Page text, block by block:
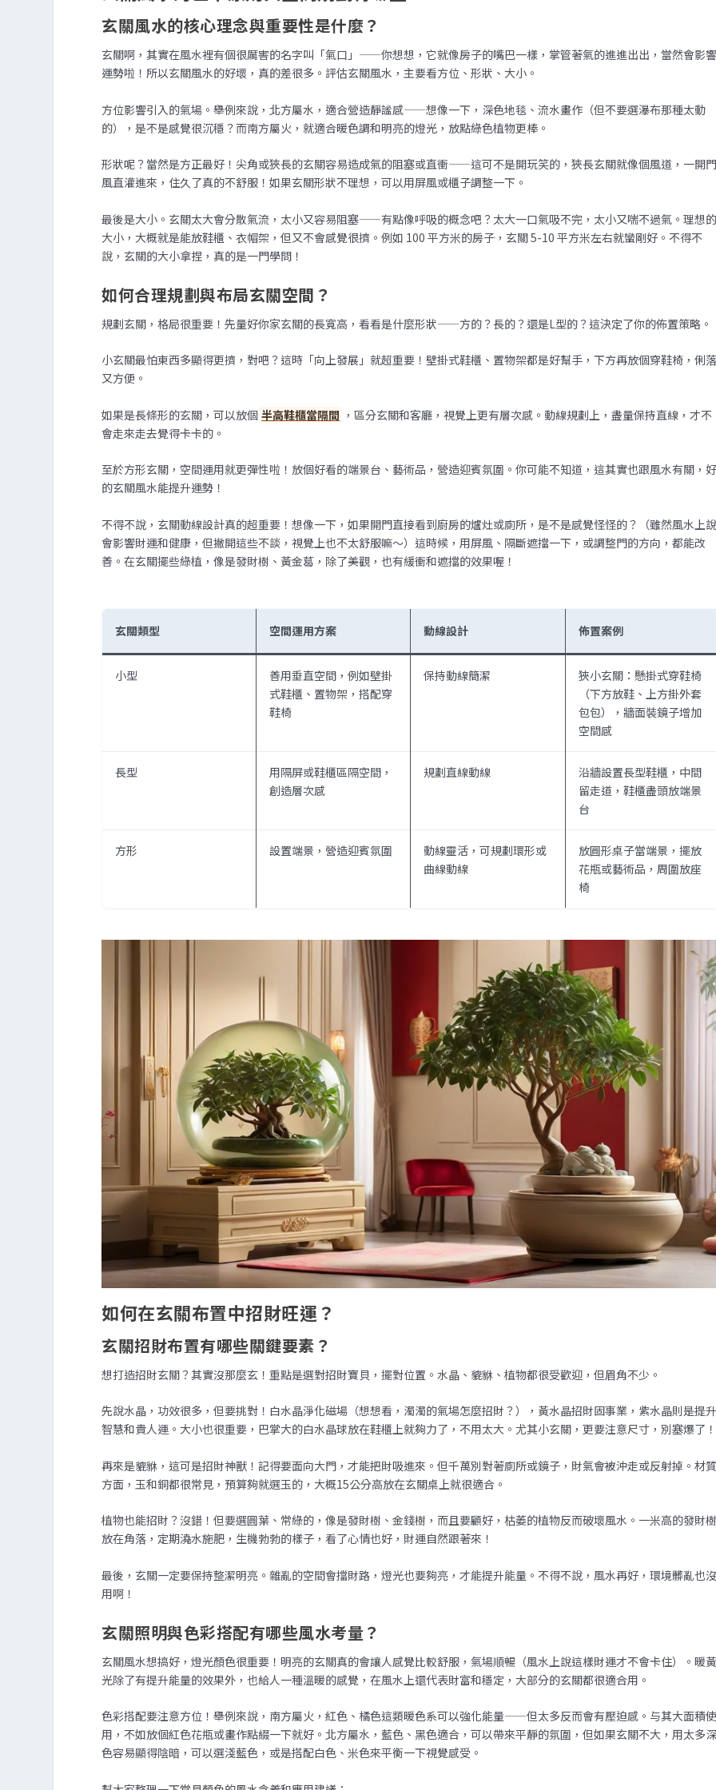
玄關風水的核心理念與重要性是什麼？
玄關啊，其實在風水裡有個很厲害的名字叫「氣口」——你想想，它就像房子的嘴巴一樣，掌管著氣的進進出出，當然會影
運勢啦！所以玄關風水的好壞，真的差很多。評估玄關風水，主要看方位、形狀、大小。
方位影響引入的氣場。舉例來說，北方屬水，適合營造靜謐感——想像一下，深色地毯、流水畫作（但不要選瀑布那種太動
的），是不是感覺很沉穩？而南方屬火，就適合暖色調和明亮的燈光，放點綠色植物更棒。
形狀呢？當然是方正最好！尖角或狹長的玄關容易造成氣的阻塞或直衝——這可不是開玩笑的，狹長玄關就像個風道，一開
風直灌進來，住久了真的不舒服！如果玄關形狀不理想，可以用屏風或櫃子調整一下。
最後是大小。玄關太大會分散氣流，太小又容易阻塞——有點像呼吸的概念吧？太大一口氣吸不完，太小又喘不過氣。理想
大小，大概就是能放鞋櫃、衣帽架，但又不會感覺很擠。例如 100 平方米的房子，玄關 5-10 平方米左右就蠻剛好。不得不
說，玄關的大小拿捏，真的是一門學問！
如何合理規劃與布局玄關空間？
規劃玄關，格局很重要！先量好你家玄關的長寬高，看看是什麼形狀——方的？長的？還是L型的？這決定了你的佈置策略。
小玄關最怕東西多顯得更擠，對吧？這時「向上發展」就超重要！壁掛式鞋櫃、置物架都是好幫手，下方再放個穿鞋椅，俐
又方便。
如果是長條形的玄關，可以放個 半高鞋櫃當隔間 ，區分玄關和客廳，視覺上更有層次感。動線規劃上，盡量保持直線，才不
會走來走去覺得卡卡的。
至於方形玄關，空間運用就更彈性啦！放個好看的端景台、藝術品，營造迎賓氛圍。你可能不知道，這其實也跟風水有關，
的玄關風水能提升運勢！
不得不說，玄關動線設計真的超重要！想像一下，如果開門直接看到廚房的爐灶或廁所，是不是感覺怪怪的？（雖然風水上
會影響財運和健康，但撇開這些不談，視覺上也不太舒服嘛～）這時候，用屏風、隔斷遮擋一下，或調整門的方向，都能改
善。在玄關擺些綠植，像是發財樹、黃金葛，除了美觀，也有緩衝和遮擋的效果喔！
玄關類型 空間運用方案 動線設計 佈置案例
小型
善用垂直空間，例如壁掛
式鞋櫃、置物架，搭配穿
鞋椅
保持動線簡潔
狹小玄關：懸掛式穿鞋椅
（下方放鞋、上方掛外套
包包），牆面裝鏡子增加
空間感
長型
用隔屏或鞋櫃區隔空間，
創造層次感
規劃直線動線
沿牆設置長型鞋櫃，中間
留走道，鞋櫃盡頭放端景
台
方形 設置端景，營造迎賓氛圍
動線靈活，可規劃環形或
曲線動線
放圓形桌子當端景，擺放
花瓶或藝術品，周圍放座
椅
如何在玄關布置中招財旺運？
玄關招財布置有哪些關鍵要素？
想打造招財玄關？其實沒那麼玄！重點是選對招財寶貝，擺對位置。水晶、貔貅、植物都很受歡迎，但眉角不少。
先說水晶，功效很多，但要挑對！白水晶淨化磁場（想想看，濁濁的氣場怎麼招財？），黃水晶招財固事業，紫水晶則是提
智慧和貴人運。大小也很重要，巴掌大的白水晶球放在鞋櫃上就夠力了，不用太大。尤其小玄關，更要注意尺寸，別塞爆了
再來是貔貅，這可是招財神獸！記得要面向大門，才能把財吸進來。但千萬別對著廁所或鏡子，財氣會被沖走或反射掉。材
方面，玉和銅都很常見，預算夠就選玉的，大概15公分高放在玄關桌上就很適合。
植物也能招財？沒錯！但要選圓葉、常綠的，像是發財樹、金錢樹，而且要顧好，枯萎的植物反而破壞風水。一米高的發財
放在角落，定期澆水施肥，生機勃勃的樣子，看了心情也好，財運自然跟著來！
最後，玄關一定要保持整潔明亮。雜亂的空間會擋財路，燈光也要夠亮，才能提升能量。不得不說，風水再好，環境髒亂也
用啊！
玄關照明與色彩搭配有哪些風水考量？
玄關風水想搞好，燈光顏色很重要！明亮的玄關真的會讓人感覺比較舒服，氣場順暢（風水上說這樣財運才不會卡住）。暖
光除了有提升能量的效果外，也給人一種溫暖的感覺，在風水上還代表財富和穩定，大部分的玄關都很適合用。
色彩搭配要注意方位！舉例來說，南方屬火，紅色、橘色這類暖色系可以強化能量——但太多反而會有壓迫感。与其大面積
用，不如放個紅色花瓶或畫作點綴一下就好。北方屬水，藍色、黑色適合，可以帶來平靜的氛圍，但如果玄關不大，用太多
色容易顯得陰暗，可以選淺藍色，或是搭配白色、米色來平衡一下視覺感受。